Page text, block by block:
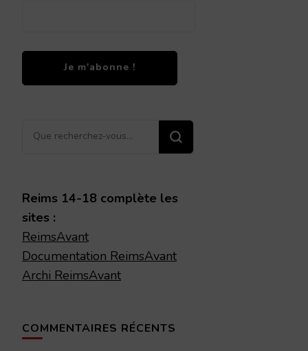
Vous
Reims 14-18 complète les
sites :
ReimsAvant
Documentation ReimsAvant
Archi ReimsAvant
COMMENTAIRES RÉCENTS